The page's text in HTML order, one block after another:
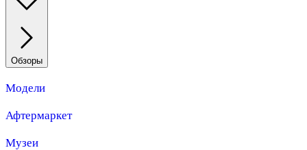
Обзоры
Модели
Афтермаркет
Музеи